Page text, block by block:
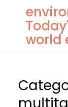
contentworld